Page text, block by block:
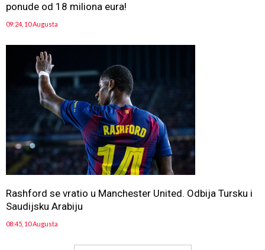
ponude od 18 miliona eura!
09:24, 10 Augusta
Rashford se vratio u Manchester United. Odbija Tursku i
Saudijsku Arabiju
08:45, 10 Augusta